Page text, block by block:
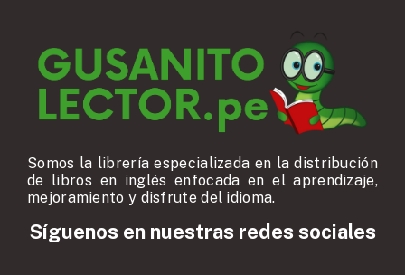
Somos la librería especializada en la distribución
de libros en inglés enfocada en el aprendizaje,
mejoramiento y disfrute del idioma.
Síguenos en nuestras redes sociales